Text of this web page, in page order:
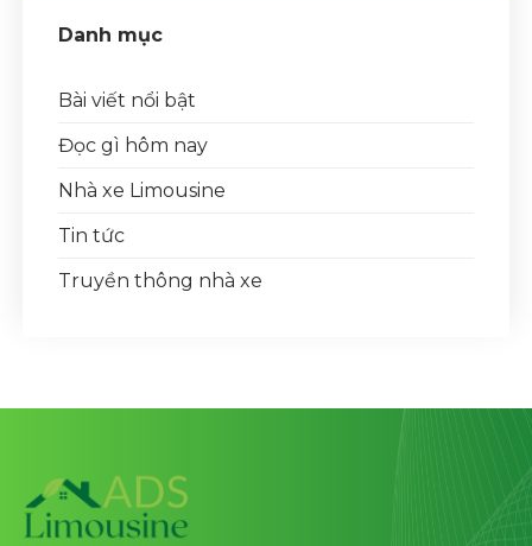
Danh mục
Bài viết nổi bật
Đọc gì hôm nay
Nhà xe Limousine
Tin tức
Truyền thông nhà xe